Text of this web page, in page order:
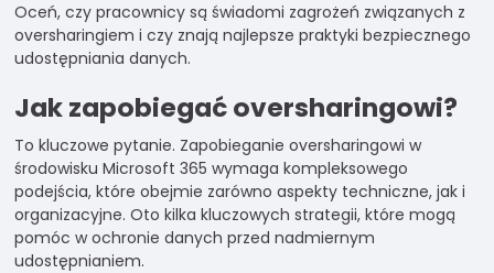
Oceń, czy pracownicy są świadomi zagrożeń związanych z
oversharingiem i czy znają najlepsze praktyki bezpiecznego
udostępniania danych.
Jak zapobiegać oversharingowi?
To kluczowe pytanie. Zapobieganie oversharingowi w
środowisku Microsoft 365 wymaga kompleksowego
podejścia, które obejmie zarówno aspekty techniczne, jak i
organizacyjne. Oto kilka kluczowych strategii, które mogą
pomóc w ochronie danych przed nadmiernym
udostępnianiem.